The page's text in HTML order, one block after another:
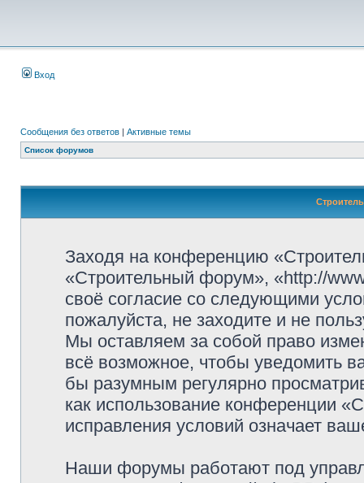
Вход
Сообщения без ответов | Активные темы
Список форумов
Заходя на конференцию
«Строительный форум», «http://
своё согласие со следующими
пожалуйста, не заходите и не
Мы оставляем за собой право
всё возможное, чтобы уведомить
бы разумным регулярно
как использование конференции
исправления условий означает
Наши форумы работают под